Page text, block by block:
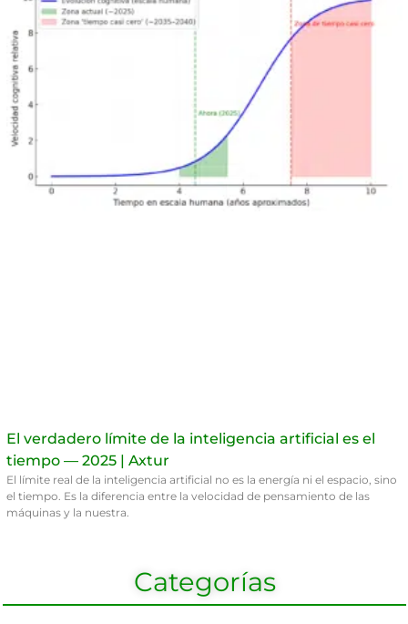
El verdadero límite de la inteligencia artificial es el
tiempo — 2025 | Axtur
El límite real de la inteligencia artificial no es la energía ni el espacio, sino
el tiempo. Es la diferencia entre la velocidad de pensamiento de las
máquinas y la nuestra.
Categorías